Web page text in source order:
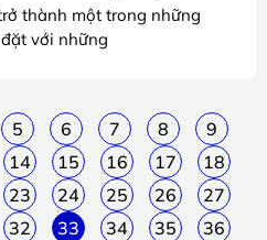
thành một trong những
với những
5 6 7 8
9
14 15 16 17
18
23 24 25 26
27
32 33 34 35
36